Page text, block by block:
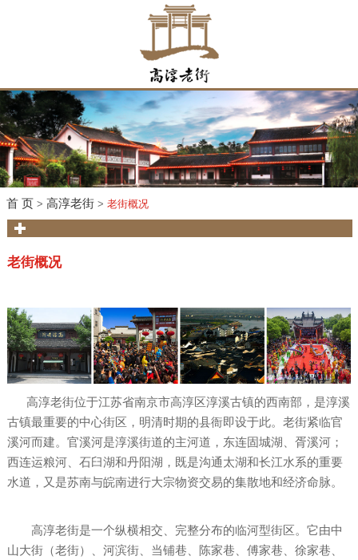
首 页 > 高淳老街 > 老街概况
老街概况
高淳老街位于江苏省南京市高淳区淳溪古镇的西南部，是淳溪
古镇最重要的中心街区，明清时期的县衙即设于此。老街紧临官
溪河而建。官溪河是淳溪街道的主河道，东连固城湖、胥溪河；
西连运粮河、石臼湖和丹阳湖，既是沟通太湖和长江水系的重要
水道，又是苏南与皖南进行大宗物资交易的集散地和经济命脉。
高淳老街是一个纵横相交、完整分布的临河型街区。它由中
山大街（老街）、河滨街、当铺巷、陈家巷、傅家巷、徐家巷、